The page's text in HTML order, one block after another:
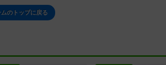
のトップに戻る